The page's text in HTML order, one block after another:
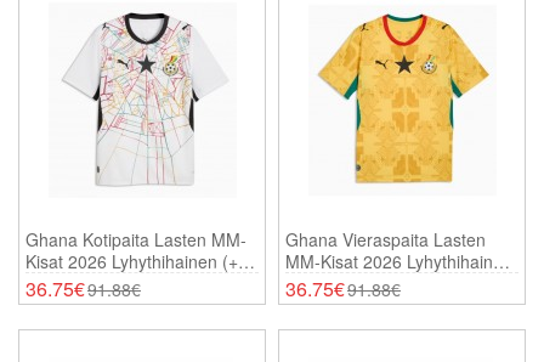
Ghana Kotipaita Lasten MM-
Kisat 2026 Lyhythihainen (+
Shortsit)
36.75€91.88€
Ghana Vieraspaita Lasten
MM-Kisat 2026 Lyhythihainen
(+ Shortsit)
36.75€91.88€